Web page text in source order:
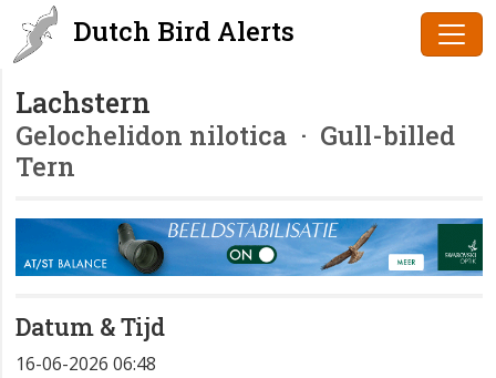
Dutch Bird Alerts
Lachstern
Gelochelidon nilotica · Gull-billed
Tern
Datum & Tijd
16-06-2026 06:48